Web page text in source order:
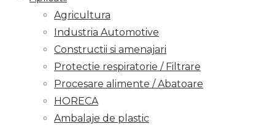
Agricultura
Industria Automotive
Constructii si amenajari
Protectie respiratorie / Filtrare
Procesare alimente / Abatoare
HORECA
Ambalaje de plastic